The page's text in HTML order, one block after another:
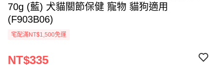
70g (藍) 犬貓關節保健 寵物 貓狗適用
(F903B06)
宅配滿NT$1,500免運
NT$335